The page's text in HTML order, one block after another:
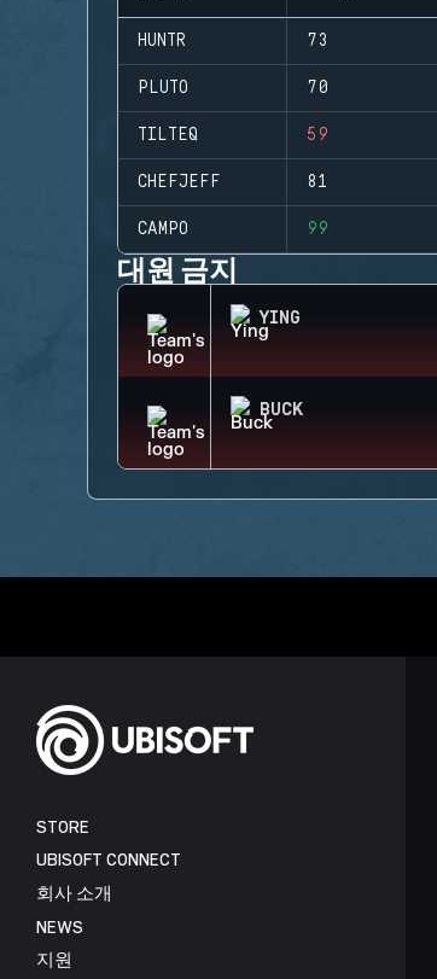
HUNTR 73
PLUTO 70
TILTEQ 59
CHEFJEFF 81
CAMPO 99
대원 금지
YING
BUCK
STORE
UBISOFT CONNECT
회사 소개
NEWS
지원